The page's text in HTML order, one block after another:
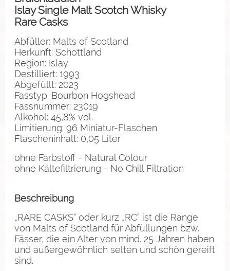
Islay Single Malt Scotch Whisky
Rare Casks
Abfüller: Malts of Scotland
Herkunft: Schottland
Region: Islay
Destilliert: 1993
Abgefüllt: 2023
Fasstyp: Bourbon Hogshead
Fassnummer: 23019
Alkohol: 45,8% vol.
Limitierung: 96 Miniatur-Flaschen
Flascheninhalt: 0,05 Liter
ohne Farbstoff - Natural Colour
ohne Kältefiltrierung - No Chill Filtration
Beschreibung
„RARE CASKS“ oder kurz „RC“ ist die Range
von Malts of Scotland für Abfüllungen bzw.
Fässer, die ein Alter von mind. 25 Jahren haben
und außergewöhnlich selten und schön gereift
sind.